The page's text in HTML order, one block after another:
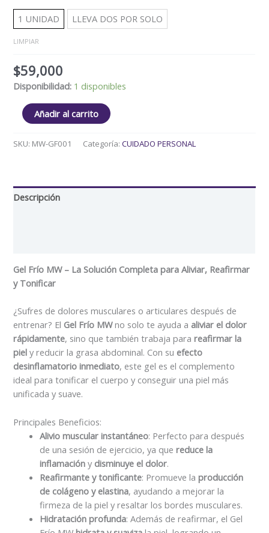
1 UNIDAD LLEVA DOS POR SOLO
LIMPIAR
$59,000
Disponibilidad: 1 disponibles
Añadir al carrito
SKU: MW-GF001 Categoría:CUIDADO PERSONAL
Descripción
Gel Frío MW – La Solución Completa para Aliviar, Reafirmar
y Tonificar
¿Sufres de dolores musculares o articulares después de
entrenar? El Gel Frío MWno solo te ayuda a aliviar el dolor
rápidamente, sino que también trabaja parareafirmar la
piel y reducir la grasa abdominal. Con su efecto
desinflamatorio inmediato, este gel es el complemento
ideal para tonificar el cuerpo y conseguir una piel más
unificada y suave.
Principales Beneficios:
Alivio muscular instantáneo: Perfecto para después
de una sesión de ejercicio, ya quereduce la
inflamación y disminuye el dolor.
Reafirmante y tonificante: Promueve laproducción
de colágeno y elastina, ayudando a mejorar la
firmeza de la piel y resaltar los bordes musculares.
Hidratación profunda: Además de reafirmar, el Gel